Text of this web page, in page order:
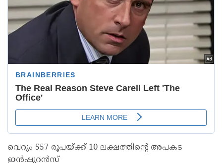
വെറും 557 രൂപയ്ക്ക് 10 ലക്ഷത്തിന്റെ അപകട
ഇൻഷുറൻസ്